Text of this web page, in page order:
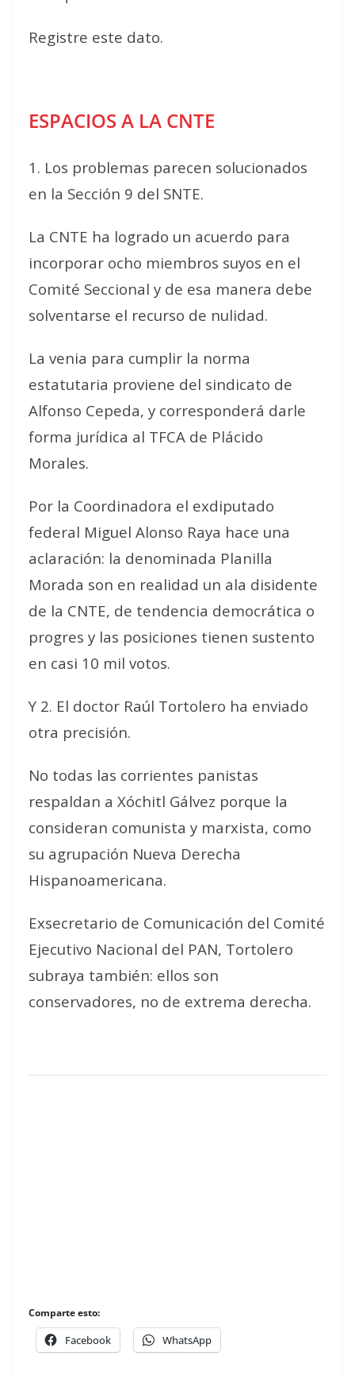
Registre este dato.
ESPACIOS A LA CNTE
1. Los problemas parecen solucionados
en la Sección 9 del SNTE.
La CNTE ha logrado un acuerdo para
incorporar ocho miembros suyos en el
Comité Seccional y de esa manera debe
solventarse el recurso de nulidad.
La venia para cumplir la norma
estatutaria proviene del sindicato de
Alfonso Cepeda, y corresponderá darle
forma jurídica al TFCA de Plácido
Morales.
Por la Coordinadora el exdiputado
federal Miguel Alonso Raya hace una
aclaración: la denominada Planilla
Morada son en realidad un ala disidente
de la CNTE, de tendencia democrática o
progres y las posiciones tienen sustento
en casi 10 mil votos.
Y 2. El doctor Raúl Tortolero ha enviado
otra precisión.
No todas las corrientes panistas
respaldan a Xóchitl Gálvez porque la
consideran comunista y marxista, como
su agrupación Nueva Derecha
Hispanoamericana.
Exsecretario de Comunicación del Comité
Ejecutivo Nacional del PAN, Tortolero
subraya también: ellos son
conservadores, no de extrema derecha.
Comparte esto:
Facebook WhatsApp